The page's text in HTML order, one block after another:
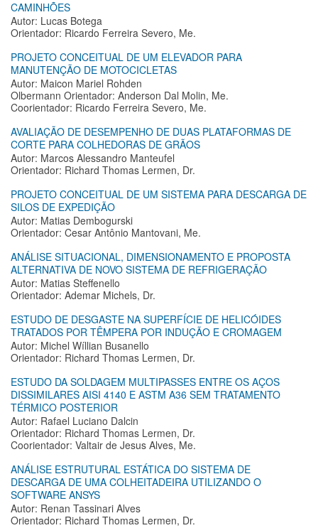
CAMINHÕES
Autor: Lucas Botega
Orientador: Ricardo Ferreira Severo, Me.
PROJETO CONCEITUAL DE UM ELEVADOR PARA
MANUTENÇÃO DE MOTOCICLETAS
Autor: Maicon Mariel Rohden
Olbermann Orientador: Anderson Dal Molin, Me.
Coorientador: Ricardo Ferreira Severo, Me.
AVALIAÇÃO DE DESEMPENHO DE DUAS PLATAFORMAS DE
CORTE PARA COLHEDORAS DE GRÃOS
Autor: Marcos Alessandro Manteufel
Orientador: Richard Thomas Lermen, Dr.
PROJETO CONCEITUAL DE UM SISTEMA PARA DESCARGA DE
SILOS DE EXPEDIÇÃO
Autor: Matias Dembogurski
Orientador: Cesar Antônio Mantovani, Me.
ANÁLISE SITUACIONAL, DIMENSIONAMENTO E PROPOSTA
ALTERNATIVA DE NOVO SISTEMA DE REFRIGERAÇÃO
Autor: Matias Steffenello
Orientador: Ademar Michels, Dr.
ESTUDO DE DESGASTE NA SUPERFÍCIE DE HELICÓIDES
TRATADOS POR TÊMPERA POR INDUÇÃO E CROMAGEM
Autor: Michel Wíllian Busanello
Orientador: Richard Thomas Lermen, Dr.
ESTUDO DA SOLDAGEM MULTIPASSES ENTRE OS AÇOS
DISSIMILARES AISI 4140 E ASTM A36 SEM TRATAMENTO
TÉRMICO POSTERIOR
Autor: Rafael Luciano Dalcin
Orientador: Richard Thomas Lermen, Dr.
Coorientador: Valtair de Jesus Alves, Me.
ANÁLISE ESTRUTURAL ESTÁTICA DO SISTEMA DE
DESCARGA DE UMA COLHEITADEIRA UTILIZANDO O
SOFTWARE ANSYS
Autor: Renan Tassinari Alves
Orientador: Richard Thomas Lermen, Dr.